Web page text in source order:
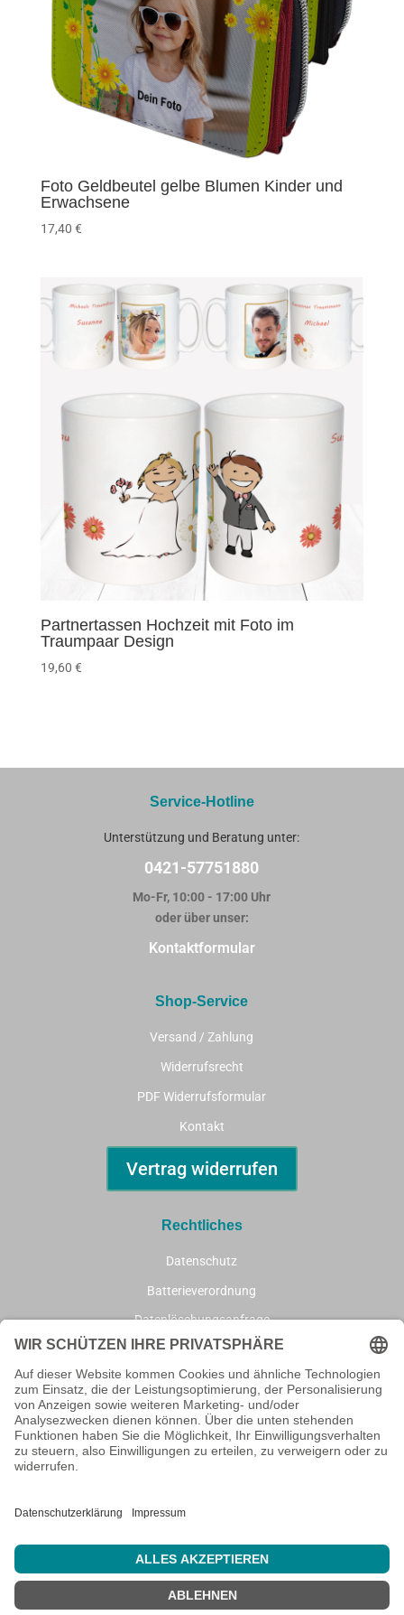
Foto Geldbeutel gelbe Blumen Kinder und
Erwachsene
17,40 €
Partnertassen Hochzeit mit Foto im
Traumpaar Design
19,60 €
Service-Hotline
Unterstützung und Beratung unter:
0421-57751880
Mo-Fr, 10:00 - 17:00 Uhr
oder über unser:
Kontaktformular
Shop-Service
Versand / Zahlung
Widerrufsrecht
PDF Widerrufsformular
Kontakt
Vertrag widerrufen
Rechtliches
Datenschutz
Batterieverordnung
Datenlöschungsanfrage
AGB
Impressum
Informationen
* Alle Preise inkl. gesetzl. Mehrwertsteuer